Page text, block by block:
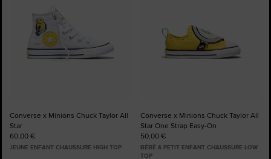
Converse x Minions Chuck Taylor All
Star
60,00 €
JEUNE ENFANT CHAUSSURE HIGH TOP
Converse x Minions Chuck Taylor All
Star One Strap Easy-On
50,00 €
BÉBÉ & PETIT ENFANT CHAUSSURE LOW
TOP